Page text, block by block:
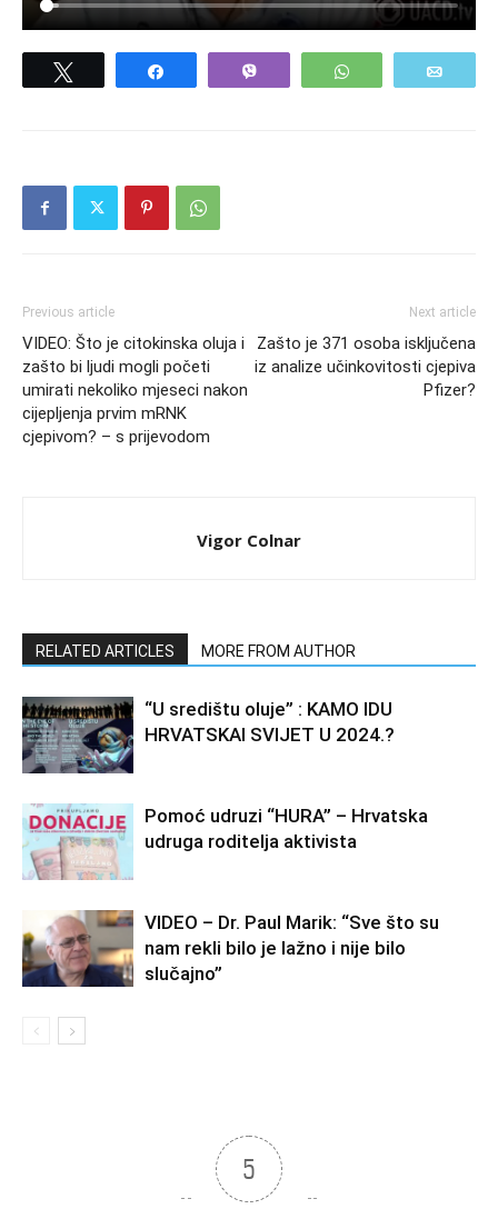
WhatsApp
Previous article
VIDEO: Što je citokinska oluja i
zašto bi ljudi mogli početi
umirati nekoliko mjeseci nakon
cijepljenja prvim mRNK
cjepivom? – s prijevodom
Next article
Zašto je 371 osoba isključena
iz analize učinkovitosti cjepiva
Pfizer?
Vigor Colnar
RELATED ARTICLES MORE FROM AUTHOR
“U središtu oluje” : KAMO IDU
HRVATSKAI SVIJET U 2024.?
Pomoć udruzi “HURA” – Hrvatska
udruga roditelja aktivista
VIDEO – Dr. Paul Marik: “Sve što su
nam rekli bilo je lažno i nije bilo
slučajno”
5